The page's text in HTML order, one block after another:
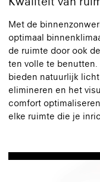
Met de
optimaal
de ruimte door ook
ten volle te
bieden natuurlijk
elimineren en het
comfort
elke ruimte die je